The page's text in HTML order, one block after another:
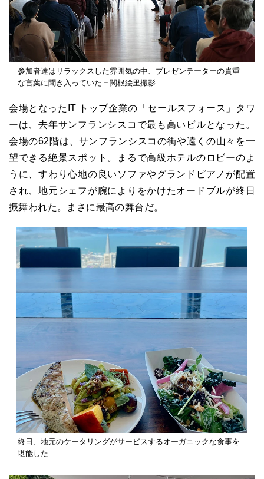
参加者達はリラックスした雰囲気の中、プレゼンテーターの貴重
な言葉に聞き入っていた＝関根絵里撮影
会場となった IT
トップ企業の「セールスフォース」タワ
ーは、去年サンフランシスコで最も高いビルとなった。
会場の62 階は、サンフランシスコの街や遠くの山々を一
望できる絶景スポット。まるで高級ホテルのロビーのよ
うに、すわり心地の良いソファやグランドピアノが配置
され、地元シェフが腕によりをかけたオードブルが終日
振舞われた。まさに最高の舞台だ。
終日、地元のケータリングがサービスするオーガニックな食事を
堪能した